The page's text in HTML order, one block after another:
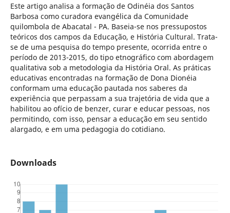
Este artigo analisa a formação de Odinéia dos Santos
Barbosa como curadora evangélica da Comunidade
quilombola de Abacatal - PA. Baseia-se nos pressupostos
teóricos dos campos da Educação, e História Cultural. Trata-
se de uma pesquisa do tempo presente, ocorrida entre o
período de 2013-2015, do tipo etnográfico com abordagem
qualitativa sob a metodologia da História Oral. As práticas
educativas encontradas na formação de Dona Dionéia
conformam uma educação pautada nos saberes da
experiência que perpassam a sua trajetória de vida que a
habilitou ao ofício de benzer, curar e educar pessoas, nos
permitindo, com isso, pensar a educação em seu sentido
alargado, e em uma pedagogia do cotidiano.
Downloads